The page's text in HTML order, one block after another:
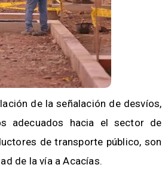
de la señalación de desvíos,
adecuados hacia el sector de
de transporte público, son
de la vía a Acacías.